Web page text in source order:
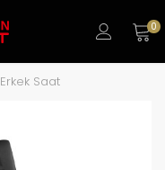
0
Erkek Saat